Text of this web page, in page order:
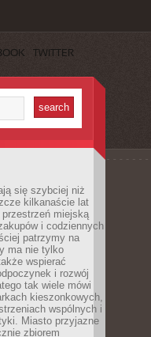
TWITTER
się szybciej niż
kilkanaście lat
przestrzeń miejską
i codziennych
patrzymy na
ma nie tylko
wspierać
i rozwój
tak wiele mówi
kieszonkowych,
wspólnych i
Miasto przyjazne
zbiorem